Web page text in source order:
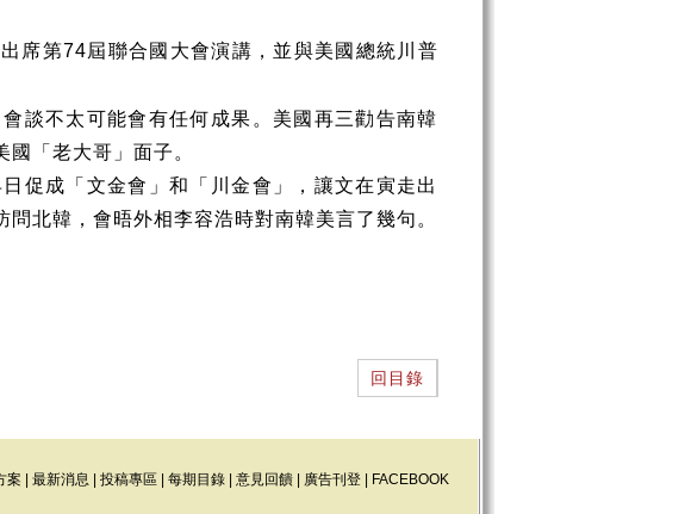
席第74屆聯合國大會演講，並與美國總統川普
談不太可能會有任何成果。美國再三勸告南韓
「老大哥」面子。
促成「文金會」和「川金會」，讓文在寅走出
北韓，會晤外相李容浩時對南韓美言了幾句。
回目錄
案 最新消息 投稿專區 每期目錄 意見回饋 廣告刊登 FACEBOOK